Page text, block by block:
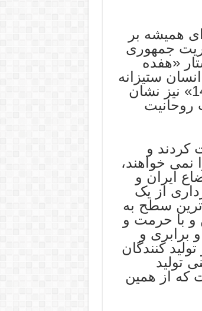
کشتار دی ماه خونین 1404، برای همیشه بر
جمهوری
«هفده
و انسان ستیزانه
سلطنت پهلوی است، کشتار «دی ماه خونین 1404» نیز نشان
روحانیت
کردند و
خواهند،
ایران و
از یک
سطح به
و با حرمت و
برابری و
کنندگان
تولید
که از همین